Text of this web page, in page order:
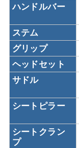
ハンドルバー
ステム
グリップ
ヘッドセット
サドル
シートピラー
シートクラン
プ